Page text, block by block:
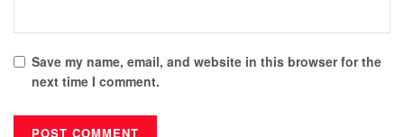
Save my name, email, and website in this browser for the
next time I comment.